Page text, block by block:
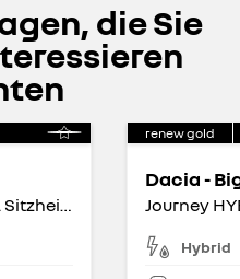
die Sie
Extreme TCe 140 - 360°Ka. Sitzheizung Navi
renew gold
Dacia -
Journey
Hybrid